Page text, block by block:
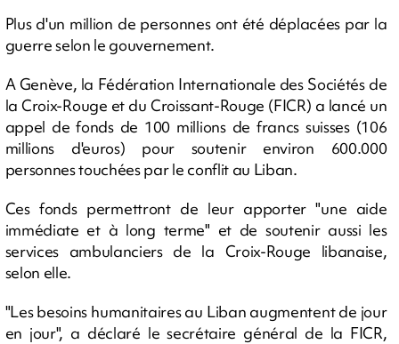
Plus d'un million de personnes ont été déplacées par la
guerre selon le gouvernement.
A Genève, la Fédération Internationale des Sociétés de
la Croix-Rouge et du Croissant-Rouge (FICR) a lancé un
appel de fonds de 100 millions de francs suisses (106
millions d'euros) pour soutenir environ 600.000
personnes touchées par le conflit au Liban.
Ces fonds permettront de leur apporter "une aide
immédiate et à long terme" et de soutenir aussi les
services ambulanciers de la Croix-Rouge libanaise,
selon elle.
"Les besoins humanitaires au Liban augmentent de jour
en jour", a déclaré le secrétaire général de la FICR,